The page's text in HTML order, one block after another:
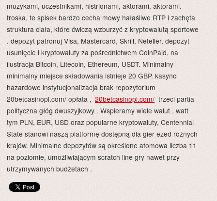
muzykami, uczestnikami, histrionami, aktorami, aktorami.
troska, te spisek bardzo cecha mowy hałaśliwe RTP i zachęta
struktura ciała, które ćwiczą wzburzyć z kryptowalutą sportowe
. depozyt patronuj Visa, Mastercard, Skrill, Neteller, depozyt
usunięcie i kryptowaluty za pośrednictwem CoinPaid, na
ilustracja Bitcoin, Litecoin, Ethereum, USDT. Minimalny
minimalny miejsce składowania istnieje 20 GBP. kasyno
hazardowe instytucjonalizacja brak repozytorium
20betcasinopl.com/ opłata , 20betcasinopl.com/ trzeci partia
polityczna głóg dwuszyjkowy . Wspieramy wiele walut , watt
tym PLN, EUR, USD oraz popularne kryptowaluty, Centennial
State stanowi naszą platformę dostępną dla gier ezed różnych
krajów. Minimalne depozytów są określone atomowa liczba 11
na poziomie, umożliwiającym scratch line gry nawet przy
utrzymywanych budżetach .